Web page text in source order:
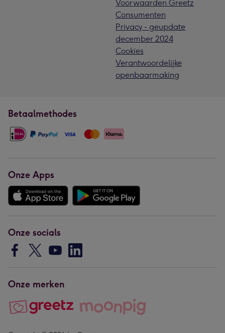
Voorwaarden Greetz
Consumenten
Privacy - geupdate
december 2024
Cookies
Verantwoordelijke
openbaarmaking
Betaalmethodes
Onze Apps
Onze socials
Onze merken